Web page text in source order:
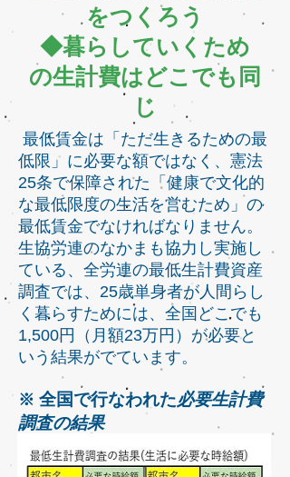
をつくろう
◆暮らしていくため
の生計費はどこでも同
じ
最低賃金は「ただ生きるための最
低限」に必要な額ではなく、憲法
25条で保障された「健康で文化的
な最低限度の生活を営むため」の
最低賃金でなければなりません。
生協労連のなかまも協力し実施し
ている、全労連の最低生計費資産
調査では、25歳単身者が人間らし
く暮らすためには、全国どこでも
1,500円（月額23万円）が必要と
いう結果がでています。
※ 全国で行なわれた必要生計費
調査の結果